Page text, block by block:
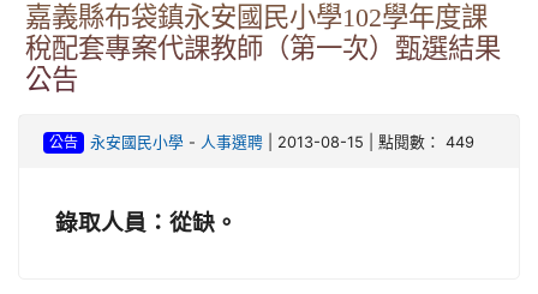
嘉義縣布袋鎮永安國民小學102學年度課
稅配套專案代課教師（第一次）甄選結果
公告
公告 永安國民小學- 人事選聘| 2013-08-15 | 點閱數： 449
錄取人員：從缺。